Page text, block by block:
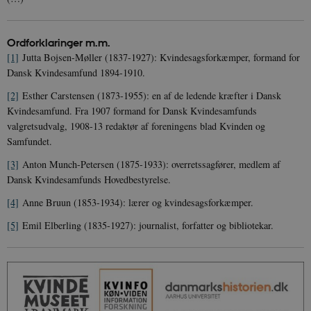
Ordforklaringer m.m.
[1] Jutta Bojsen-Møller (1837-1927): Kvindesagsforkæmper, formand for
Dansk Kvindesamfund 1894-1910.
[2] Esther Carstensen (1873-1955): en af de ledende kræfter i Dansk
Kvindesamfund. Fra 1907 formand for Dansk Kvindesamfunds
valgretsudvalg, 1908-13 redaktør af foreningens blad Kvinden og
Samfundet.
[3] Anton Munch-Petersen (1875-1933): overretssagfører, medlem af
Dansk Kvindesamfunds Hovedbestyrelse.
[4] Anne Bruun (1853-1934): lærer og kvindesagsforkæmper.
[5] Emil Elberling (1835-1927): journalist, forfatter og bibliotekar.
.danmarkshistorien.dk
.spotify.com
sp_landing
Spotify Inc.
JSESSIONID
Oracle Corporation